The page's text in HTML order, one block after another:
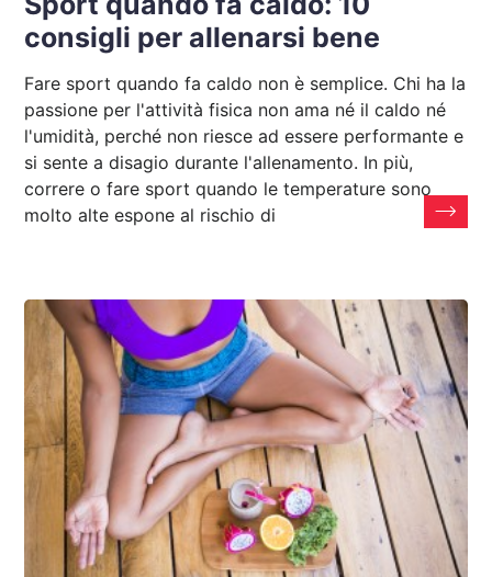
consigli per allenarsi bene
Fare sport quando fa caldo non è semplice. Chi ha la
passione per l'attività fisica non ama né il caldo né
l'umidità, perché non riesce ad essere performante e
si sente a disagio durante l'allenamento. In più,
correre o fare sport quando le temperature sono
molto alte espone al rischio di